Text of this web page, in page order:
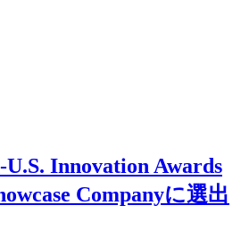
U.S. Innovation Awards
Companyに選出